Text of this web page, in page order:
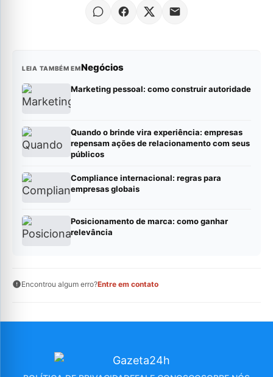
LEIA TAMBÉM EMNegócios
Marketing pessoal: como construir autoridade
Quando o brinde vira experiência: empresas
repensam ações de relacionamento com seus
públicos
Compliance internacional: regras para
empresas globais
Posicionamento de marca: como ganhar
relevância
Encontrou algum erro?Entre em contato